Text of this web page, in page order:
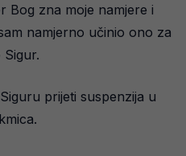
Bog zna moje namjere i
namjerno učinio ono za
prijeti suspenzija u